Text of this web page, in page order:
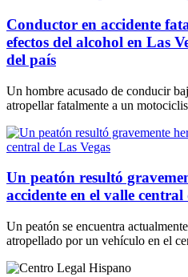
Conductor en accidente
efectos del alcohol en Las
del país
Un hombre acusado de conducir
atropellar fatalmente a un
Un peatón resultó
accidente en el valle central
Un peatón se encuentra
atropellado por un vehículo en el